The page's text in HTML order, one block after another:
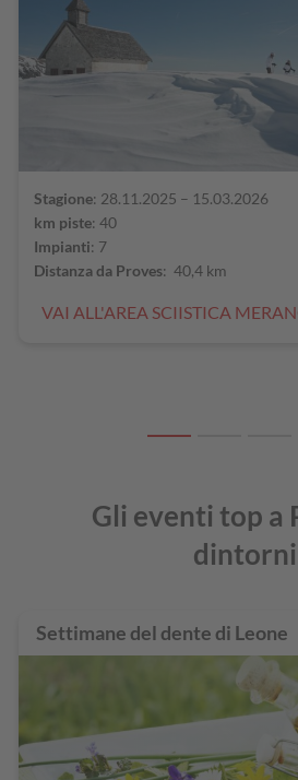
Stagione: 28.11.2025 – 15.03.2026
km piste: 40
Impianti: 7
Distanza da Proves: 40,4 km
VAI ALL'AREA SCIISTICA
Gli eventi top a
dintorni
Settimane del dente di Leone